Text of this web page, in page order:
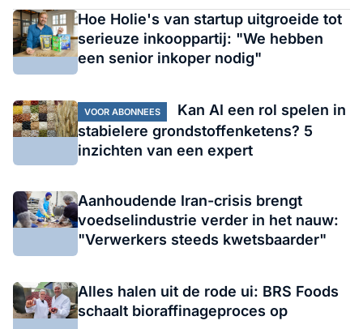
Hoe Holie's van startup uitgroeide tot
serieuze inkooppartij: "We hebben
een senior inkoper nodig"
VOOR ABONNEES
Kan AI een rol spelen in
stabielere grondstoffenketens? 5
inzichten van een expert
Aanhoudende Iran-crisis brengt
voedselindustrie verder in het nauw:
"Verwerkers steeds kwetsbaarder"
Alles halen uit de rode ui: BRS Foods
schaalt bioraffinageproces op